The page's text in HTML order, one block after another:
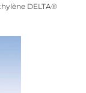
DELTA®